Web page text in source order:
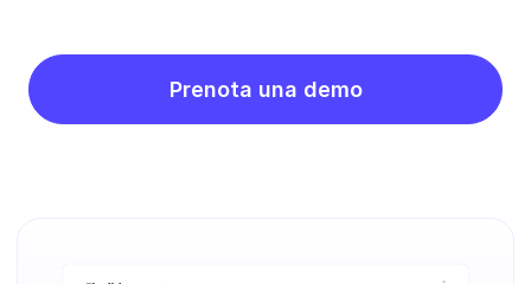
Prenota una demo